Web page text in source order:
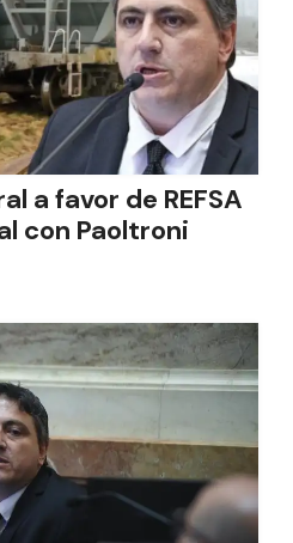
a favor de REFSA
con Paoltroni